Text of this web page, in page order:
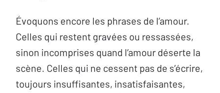
Évoquons encore les phrases de l’amour.
Celles qui restent gravées ou ressassées,
sinon incomprises quand l’amour déserte la
scène. Celles qui ne cessent pas de s’écrire,
toujours insuffisantes, insatisfaisantes,